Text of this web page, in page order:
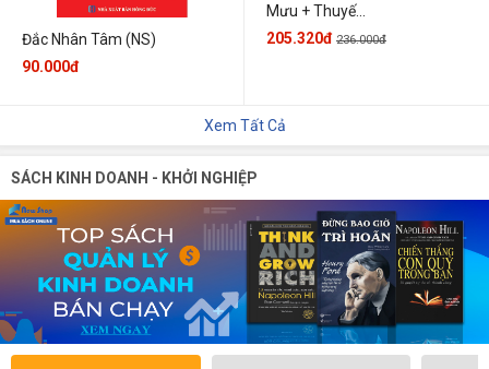
Đắc Nhân Tâm (NS)
90.000đ
Mưu + Thuyế...
205.320đ 236.000đ
Xem Tất Cả
SÁCH KINH DOANH - KHỞI NGHIỆP